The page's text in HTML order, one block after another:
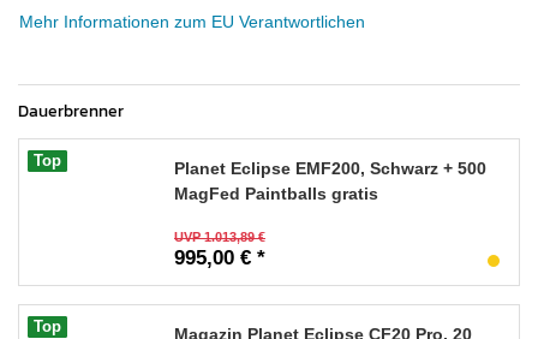
Mehr Informationen zum EU Verantwortlichen
Dauerbrenner
Top
Planet Eclipse EMF200, Schwarz + 500
MagFed Paintballs gratis
UVP 1.013,89 €
995,00 € *
Top
Magazin Planet Eclipse CF20 Pro, 20